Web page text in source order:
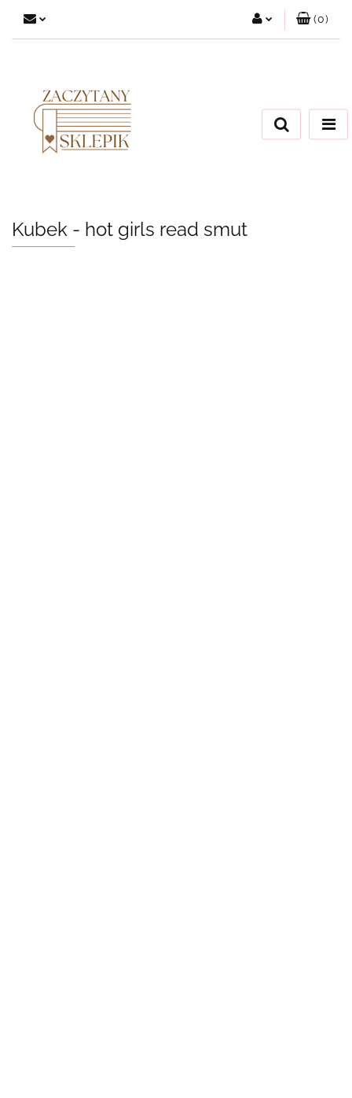
Dodaj zgłoszenie
(0)
Kubek - hot girls read smut